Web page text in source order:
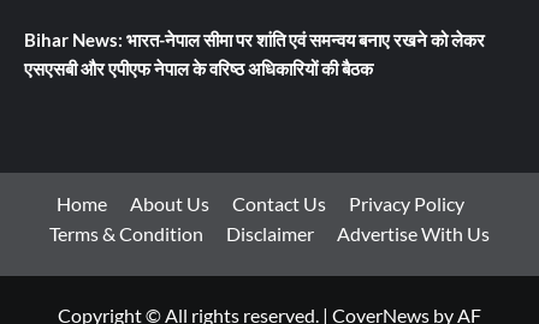
Bihar News: भारत-नेपाल सीमा पर शांति एवं समन्वय बनाए रखने को लेकर
एसएसबी और एपीएफ नेपाल के वरिष्ठ अधिकारियों की बैठक
Home About Us Contact Us
Privacy Policy
Terms & Condition
Disclaimer Advertise With Us
Copyright © All rights reserved. | CoverNews by AF